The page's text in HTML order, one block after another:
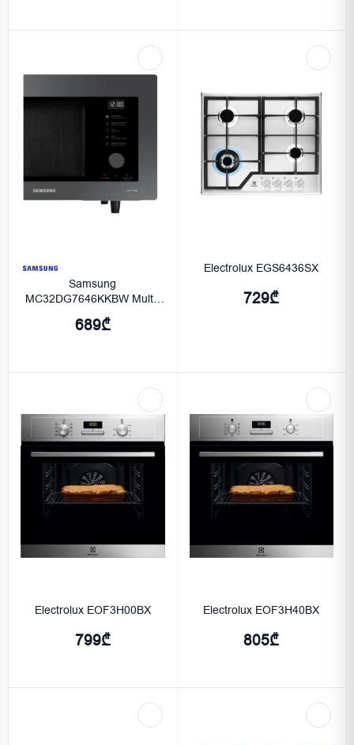
Samsung
MC32DG7646KKBW Multi-
oven, Black.
689₾
Electrolux EGS6436SX
729₾
Electrolux EOF3H00BX
799₾
Electrolux EOF3H40BX
805₾